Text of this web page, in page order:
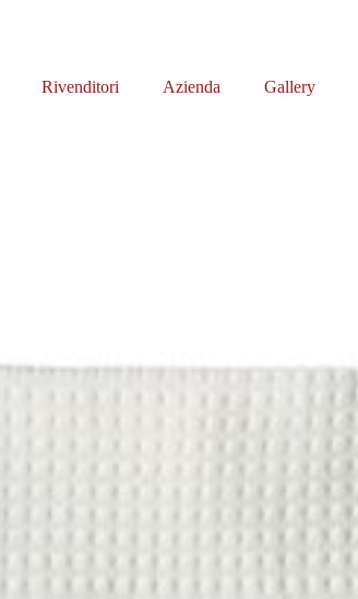
Rivenditori Azienda Gallery